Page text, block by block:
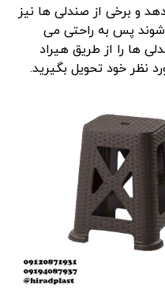
و برخی از صندلی ها نیز
شوند پس به راحتی می
ها را از طریق هیراد
نظر خود تحویل بگیرید.